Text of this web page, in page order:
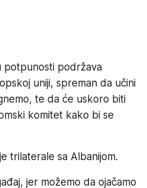
potpunosti podržava
uniji, spreman da učini
te da će uskoro biti
komitet kako bi se
trilaterale sa Albanijom.
jer možemo da ojačamo